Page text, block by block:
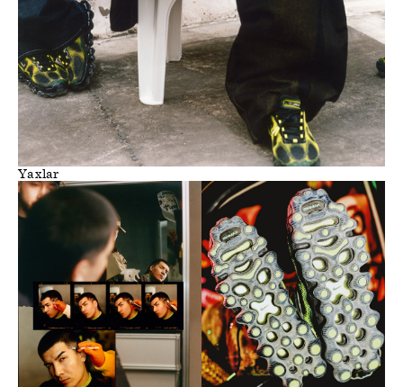
Yaxlar